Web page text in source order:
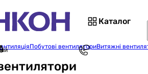
Каталог
Побутові вентиляториВитяжні